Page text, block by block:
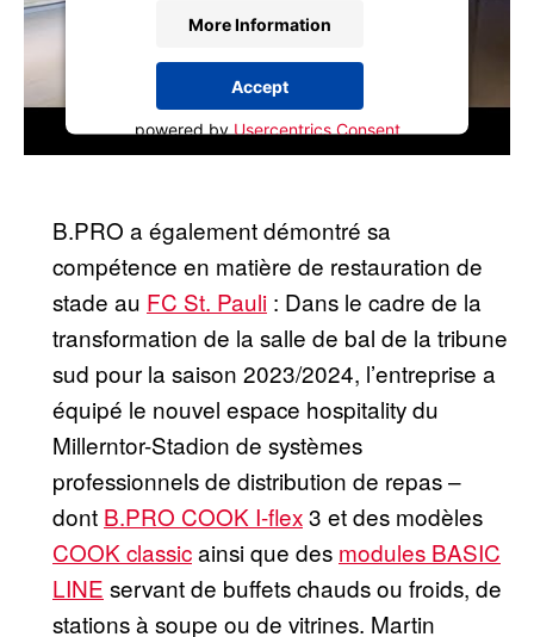
More Information
Accept
powered byUsercentrics Consent
Management Platform
B.PRO a également démontré sa
compétence en matière de restauration de
stade au FC St. Pauli : Dans le cadre de la
transformation de la salle de bal de la tribune
sud pour la saison 2023/2024, l’entreprise a
équipé le nouvel espace hospitality du
Millerntor-Stadion de systèmes
professionnels de distribution de repas –
dont B.PRO COOK I-flex3 et des modèles
COOK classicainsi que des modules BASIC
LINE servant de buffets chauds ou froids, de
stations à soupe ou de vitrines. Martin